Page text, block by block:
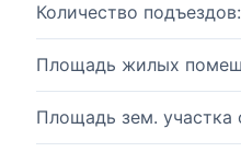
Количество подъездов:
Площадь жилых
Площадь зем.